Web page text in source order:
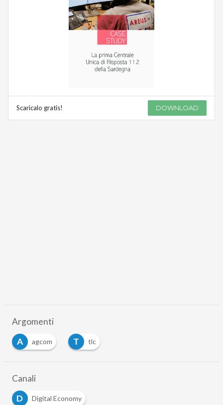
Scaricalo gratis! DOWNLOAD
Argomenti
A
agcom T tlc
Canali
D
Digital Economy